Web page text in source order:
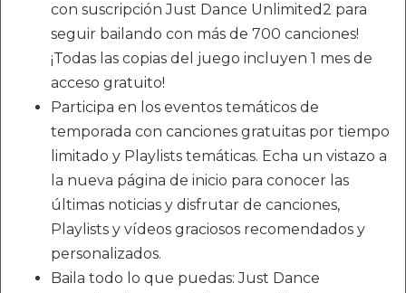
con suscripción Just Dance Unlimited2 para
seguir bailando con más de 700 canciones!
¡Todas las copias del juego incluyen 1 mes de
acceso gratuito!
Participa en los eventos temáticos de
temporada con canciones gratuitas por tiempo
limitado y Playlists temáticas. Echa un vistazo a
la nueva página de inicio para conocer las
últimas noticias y disfrutar de canciones,
Playlists y vídeos graciosos recomendados y
personalizados.
Baila todo lo que puedas: Just Dance